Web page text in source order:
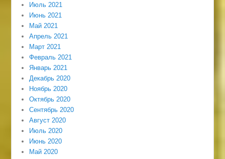
Июль 2021
Июнь 2021
Май 2021
Апрель 2021
Март 2021
Февраль 2021
Январь 2021
Декабрь 2020
Ноябрь 2020
Октябрь 2020
Сентябрь 2020
Август 2020
Июль 2020
Июнь 2020
Май 2020